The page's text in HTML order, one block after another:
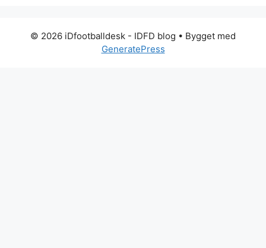
© 2026 iDfootballdesk - IDFD blog • Bygget med
GeneratePress